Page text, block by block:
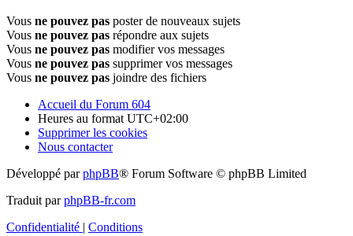
Vous ne pouvez pas poster de nouveaux sujets
Vous ne pouvez pas répondre aux sujets
Vous ne pouvez pas modifier vos messages
Vous ne pouvez pas supprimer vos messages
Vous ne pouvez pas joindre des fichiers
Accueil du Forum 604
Heures au format UTC+02:00
Supprimer les cookies
Nous contacter
Développé parphpBB® Forum Software © phpBB Limited
Traduit parphpBB-fr.com
Confidentialité | Conditions